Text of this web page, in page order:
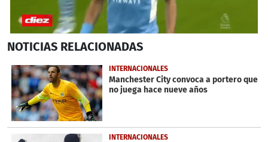
seconds
46
seconds
NOTICIAS RELACIONADAS
INTERNACIONALES
Manchester City convoca a portero que
no juega hace nueve años
INTERNACIONALES